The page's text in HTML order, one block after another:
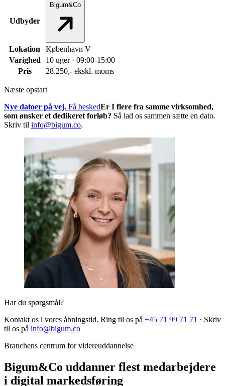
Udbyder
Bigum&Co
Lokation
København V
Varighed
10 uger · 09:00-15:00
Pris
28.250,- ekskl. moms
Næste opstart
Nye datoer på vej. Få beskedEr I flere fra samme virksomhed,
som ønsker et dedikeret forløb? Så lad os sammen sætte en dato.
Skriv til info@bigum.co.
Har du spørgsmål?
Kontakt os i vores åbningstid. Ring til os på +45 71 99 71 71 · Skriv
til os på info@bigum.co
Branchens centrum for videreuddannelse
Bigum&Co uddanner flest medarbejdere
i digital markedsføring